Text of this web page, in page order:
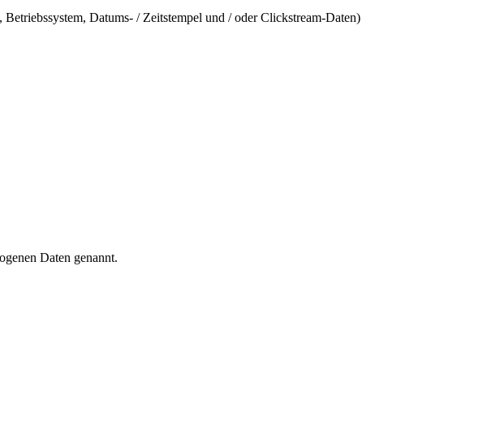
Datums- / Zeitstempel und / oder Clickstream-Daten)
Daten genannt.